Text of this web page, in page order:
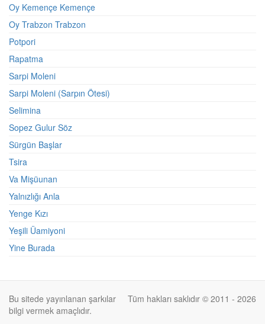
Oy Kemençe Kemençe
Oy Trabzon Trabzon
Potpori
Rapatma
Sarpi Moleni
Sarpi Moleni (Sarpın Ötesi)
Selimina
Sopez Gulur Söz
Sürgün Başlar
Tsira
Va Mişüunan
Yalnızlığı Anla
Yenge Kızı
Yeşili Üamiyoni
Yine Burada
Tüm hakları saklıdır © 2011 - 2026
Bu sitede yayınlanan şarkılar
bilgi vermek amaçlıdır.